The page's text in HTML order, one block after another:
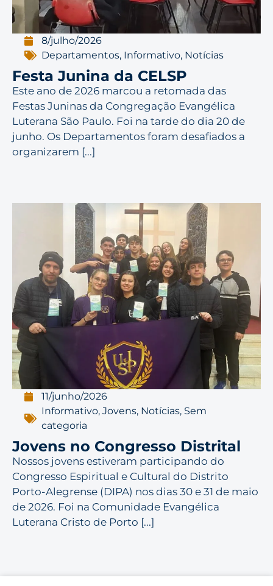
8/julho/2026
Departamentos, Informativo, Notícias
Festa Junina da CELSP
Este ano de 2026 marcou a retomada das
Festas Juninas da Congregação Evangélica
Luterana São Paulo. Foi na tarde do dia 20 de
junho. Os Departamentos foram desafiados a
organizarem [...]
11/junho/2026
Informativo,Jovens, Notícias, Sem
categoria
Jovens no Congresso Distrital
Nossos jovens estiveram participando do
Congresso Espiritual e Cultural do Distrito
Porto-Alegrense (DIPA) nos dias 30 e 31 de maio
de 2026. Foi na Comunidade Evangélica
Luterana Cristo de Porto [...]